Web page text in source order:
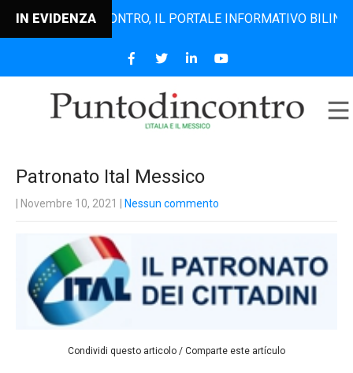
IN EVIDENZA
PUNTODINCONTRO, IL PORTALE INFORMATIVO
Patronato Ital Messico
| Novembre 10, 2021 Nessun commento
Condividi questo articolo / Comparte este artículo